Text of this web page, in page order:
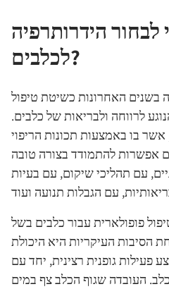
הידרותרפיה
לכלבים?
בשנים האחרונות כשיטת טיפול
לרווחה ולבריאות של כלבים.
אשר בו באמצעות תכונות הריפוי
אפשרות להתמודד בצורה טובה
עם תהליכי שיקום, עם בעיות
פופולארית עבור כלבים בשל
הסיבות העיקריות היא היכולת
פעילות גופנית רצינית, יחד עם
העובדה שגוף הכלב צף במים